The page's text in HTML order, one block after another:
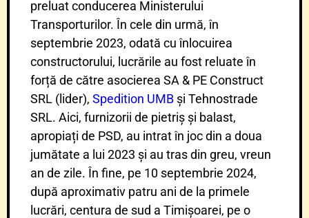
preluat conducerea Ministerului
Transporturilor. În cele din urmă, în
septembrie 2023, odată cu înlocuirea
constructorului, lucrările au fost reluate în
forță de către asocierea SA & PE Construct
SRL (lider), Spedition UMB și Tehnostrade
SRL. Aici, furnizorii de pietriș și balast,
apropiați de PSD, au intrat în joc din a doua
jumătate a lui 2023 și au tras din greu, vreun
an de zile. În fine, pe 10 septembrie 2024,
după aproximativ patru ani de la primele
lucrări, centura de sud a Timișoarei, pe o